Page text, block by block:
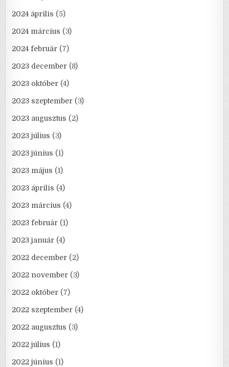
2024 április (5)
2024 március (3)
2024 február (7)
2023 december (8)
2023 október (4)
2023 szeptember (3)
2023 augusztus (2)
2023 július (3)
2023 június (1)
2023 május (1)
2023 április (4)
2023 március (4)
2023 február (1)
2023 január (4)
2022 december (2)
2022 november (3)
2022 október (7)
2022 szeptember (4)
2022 augusztus (3)
2022 július (1)
2022 június (1)